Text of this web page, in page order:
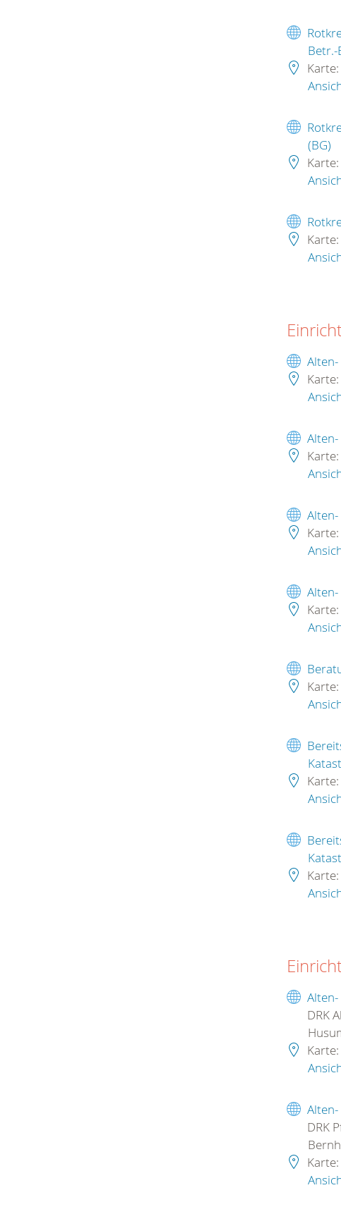
Betr.-
Karte:
(BG)
Karte:
Karte:
Karte:
Karte:
Karte:
Karte:
Karte:
Karte:
Karte:
DRK
Karte:
DRK
Karte: